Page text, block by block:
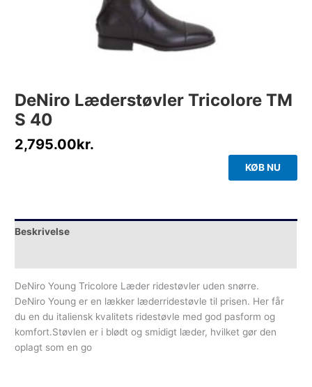
DeNiro Læderstøvler Tricolore TM
S 40
2,795.00kr.
KØB NU
Beskrivelse
DeNiro Young Tricolore Læder ridestøvler uden snørre.
DeNiro Young er en lækker læderridestøvle til prisen. Her får
du en du italiensk kvalitets ridestøvle med god pasform og
komfort.Støvlen er i blødt og smidigt læder, hvilket gør den
oplagt som en go